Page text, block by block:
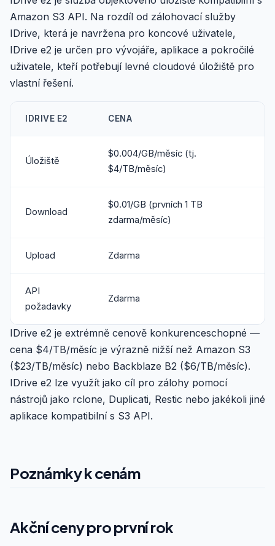
Amazon S3 API. Na rozdíl od zálohovací služby
IDrive, která je navržena pro koncové uživatele,
IDrive e2 je určen pro vývojáře, aplikace a pokročilé
uživatele, kteří potřebují levné cloudové úložiště pro
vlastní řešení.
IDRIVE E2 CENA
Úložiště
$0.004/GB/měsíc (tj.
$4/TB/měsíc)
Download
$0.01/GB (prvních 1 TB
zdarma/měsíc)
Upload Zdarma
API
požadavky
Zdarma
IDrive e2 je extrémně cenově konkurenceschopné —
cena $4/TB/měsíc je výrazně nižší než Amazon S3
($23/TB/měsíc) nebo Backblaze B2 ($6/TB/měsíc).
IDrive e2 lze využít jako cíl pro zálohy pomocí
nástrojů jako rclone, Duplicati, Restic nebo jakékoli jiné
aplikace kompatibilní s S3 API.
Poznámky k cenám
Akční ceny pro první rok